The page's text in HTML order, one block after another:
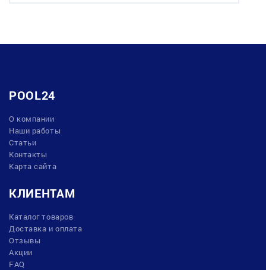
POOL24
О компании
Наши работы
Статьи
Контакты
Карта сайта
КЛИЕНТАМ
Каталог товаров
Доставка и оплата
Отзывы
Акции
FAQ